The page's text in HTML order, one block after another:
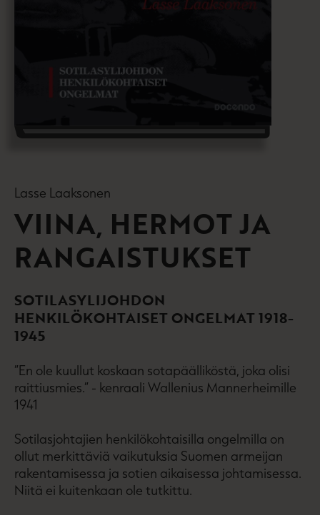
Lasse Laaksonen
VIINA, HERMOT JA
RANGAISTUKSET
SOTILASYLIJOHDON
HENKILÖKOHTAISET ONGELMAT 1918-
1945
”En ole kuullut koskaan sotapäälliköstä, joka olisi
raittiusmies.” - kenraali Wallenius Mannerheimille
1941
Sotilasjohtajien henkilökohtaisilla ongelmilla on
ollut merkittäviä vaikutuksia Suomen armeijan
rakentamisessa ja sotien aikaisessa johtamisessa.
Niitä ei kuitenkaan ole tutkittu.